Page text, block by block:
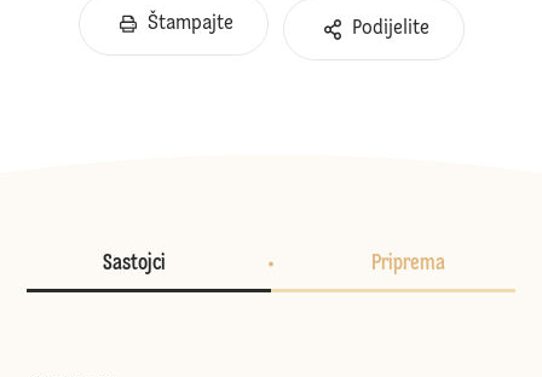
Štampajte Podijelite
Sastojci Priprema